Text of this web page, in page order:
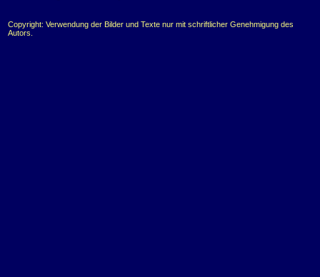
Copyright: Verwendung der Bilder und Texte nur mit schriftlicher Genehmigung des
Autors.